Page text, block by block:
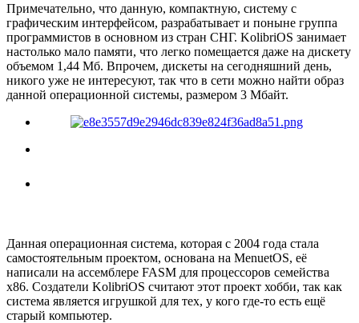
Примечательно, что данную, компактную, систему с
графическим интерфейсом, разрабатывает и поныне группа
программистов в основном из стран СНГ. KolibriOS занимает
настолько мало памяти, что легко помещается даже на дискету
объемом 1,44 Мб. Впрочем, дискеты на сегодняшний день,
никого уже не интересуют, так что в сети можно найти образ
данной операционной системы, размером 3 Мбайт.
Данная операционная система, которая с 2004 года стала
самостоятельным проектом, основана на MenuetOS, её
написали на ассемблере FASM для процессоров семейства
х86. Создатели KolibriOS считают этот проект хобби, так как
система является игрушкой для тех, у кого где-то есть ещё
старый компьютер.